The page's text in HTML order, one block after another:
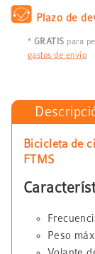
Plazo de
* GRATIS para
gastos de envío
Bicicleta de
FTMS
Peso